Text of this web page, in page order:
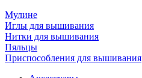
Мулине
Иглы для вышивания
Нитки для вышивания
Пяльцы
Приспособления для вышивания